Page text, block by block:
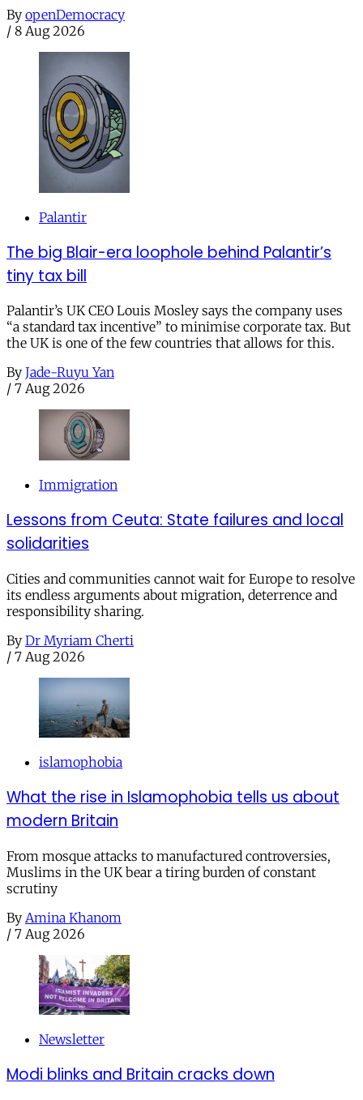
By openDemocracy
/ 8 Aug 2026
Palantir
The big Blair-era loophole behind Palantir’s
tiny tax bill
Palantir’s UK CEO Louis Mosley says the company uses
“a standard tax incentive” to minimise corporate tax. But
the UK is one of the few countries that allows for this.
By Jade-Ruyu Yan
/ 7 Aug 2026
Immigration
Lessons from Ceuta: State failures and local
solidarities
Cities and communities cannot wait for Europe to resolve
its endless arguments about migration, deterrence and
responsibility sharing.
By Dr Myriam Cherti
/ 7 Aug 2026
islamophobia
What the rise in Islamophobia tells us about
modern Britain
From mosque attacks to manufactured controversies,
Muslims in the UK bear a tiring burden of constant
scrutiny
By Amina Khanom
/ 7 Aug 2026
Newsletter
Modi blinks and Britain cracks down